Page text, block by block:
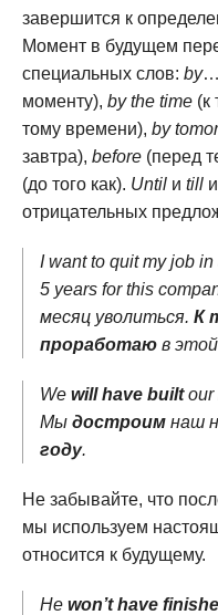
завершится к
Момент в будущем
специальных слов: by…
моменту), by the time (к
тому времени), by
завтра), before (перед
(до того как). Until и till
отрицательных
I want to quit my job
5 years for this
месяц уволиться. К
проработаю в
We will have builtour
Мы достроим наш
году.
Не забывайте, что
мы используем
относится к будущему.
He won’t have